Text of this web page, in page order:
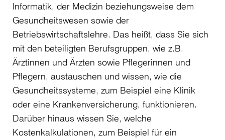
Informatik, der Medizin beziehungsweise dem
Gesundheitswesen sowie der
Betriebswirtschaftslehre. Das heißt, dass Sie sich
mit den beteiligten Berufsgruppen, wie z.B.
Ärztinnen und Ärzten sowie Pflegerinnen und
Pflegern, austauschen und wissen, wie die
Gesundheitssysteme, zum Beispiel eine Klinik
oder eine Krankenversicherung, funktionieren.
Darüber hinaus wissen Sie, welche
Kostenkalkulationen, zum Beispiel für ein